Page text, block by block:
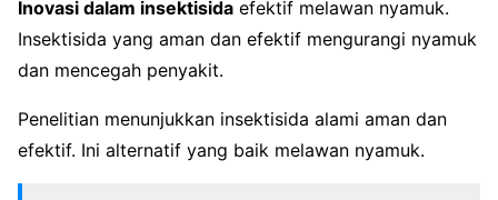
Inovasi dalam insektisida efektif melawan nyamuk.
Insektisida yang aman dan efektif mengurangi nyamuk
dan mencegah penyakit.
Penelitian menunjukkan insektisida alami aman dan
efektif. Ini alternatif yang baik melawan nyamuk.